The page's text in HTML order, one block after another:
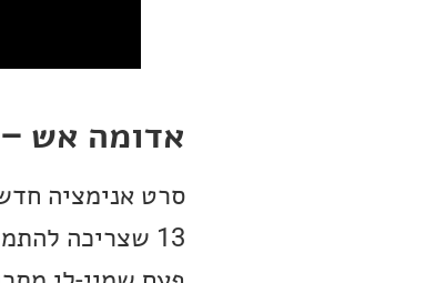
אדומה אש –
סרט אנימציה
13 שצריכה